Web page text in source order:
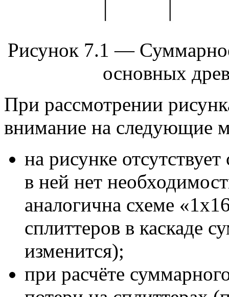
Рисунок 7.1 — Суммарное
основных
При рассмотрении
внимание на следующие
на рисунке
в ней нет
аналогична схеме
сплиттеров в каскаде
изменится);
при расчёте